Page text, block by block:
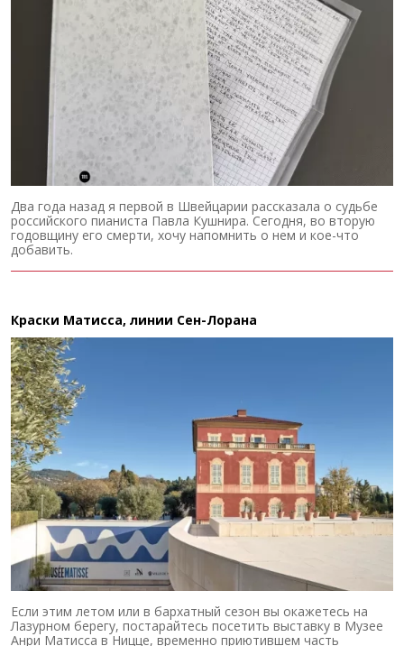
Два года назад я первой в Швейцарии рассказала о судьбе
российского пианиста Павла Кушнира. Сегодня, во вторую
годовщину его смерти, хочу напомнить о нем и кое-что
добавить.
Краски Матисса, линии Сен-Лорана
Если этим летом или в бархатный сезон вы окажетесь на
Лазурном берегу, постарайтесь посетить выставку в Музее
Анри Матисса в Ницце, временно приютившем часть